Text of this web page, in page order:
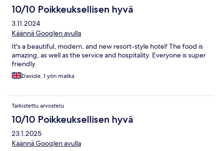
10/10 Poikkeuksellisen hyvä
3.11.2024
Käännä Googlen avulla
It's a beautiful, modern, and new resort-style hotel! The food is
amazing, as well as the service and hospitality. Everyone is super
friendly.
Davide, 1 yön matka
Tarkistettu arvostelu
10/10 Poikkeuksellisen hyvä
23.1.2025
Käännä Googlen avulla